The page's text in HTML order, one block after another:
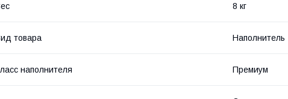
8 кг
товара Наполнитель
наполнителя Премиум